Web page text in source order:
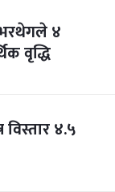
भरथेगले ४
वृद्धि
विस्तार ४.५